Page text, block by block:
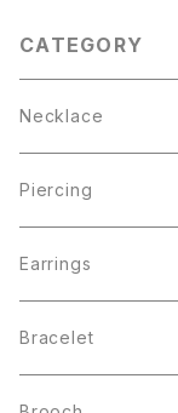
CATEGORY
Necklace
Piercing
Earrings
Bracelet